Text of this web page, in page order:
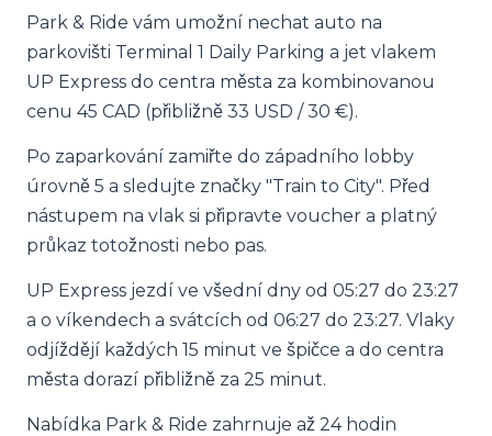
Park & Ride vám umožní nechat auto na
parkovišti Terminal 1 Daily Parking a jet vlakem
UP Express do centra města za kombinovanou
cenu 45 CAD (přibližně 33 USD / 30 €).
Po zaparkování zamiřte do západního lobby
úrovně 5 a sledujte značky "Train to City". Před
nástupem na vlak si připravte voucher a platný
průkaz totožnosti nebo pas.
UP Express jezdí ve všední dny od 05:27 do 23:27
a o víkendech a svátcích od 06:27 do 23:27. Vlaky
odjíždějí každých 15 minut ve špičce a do centra
města dorazí přibližně za 25 minut.
Nabídka Park & Ride zahrnuje až 24 hodin